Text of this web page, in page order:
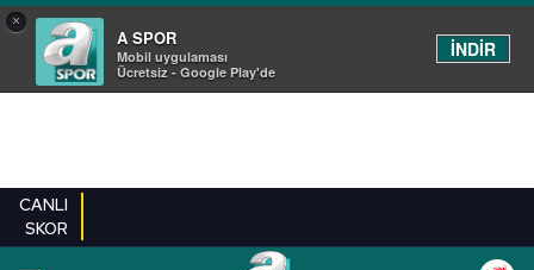
×
A SPOR
Mobil uygulaması
Ücretsiz - Google Play'de
İNDİR
CANLI
SKOR
EN YENILER